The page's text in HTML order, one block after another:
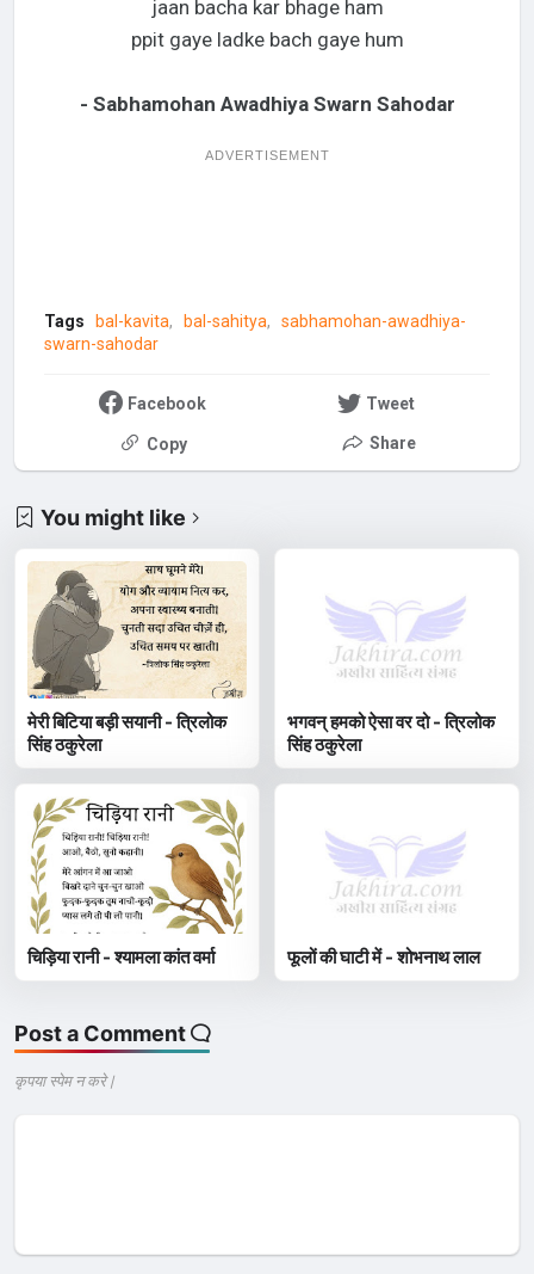
jaan bacha kar bhage ham
ppit gaye ladke bach gaye hum
- Sabhamohan Awadhiya Swarn Sahodar
ADVERTISEMENT
Tags bal-kavita bal-sahitya
sabhamohan-awadhiya-
swarn-sahodar
Facebook Tweet
Copy Share
You might like
मेरी बिटिया बड़ी सयानी - त्रिलोक
सिंह ठकुरेला
भगवन् हमको ऐसा वर दो - त्रिलोक
सिंह ठकुरेला
चिड़िया रानी - श्यामला कांत वर्मा फूलों की घाटी में - शोभनाथ लाल
Post a Comment
कृपया स्पेम न करे |